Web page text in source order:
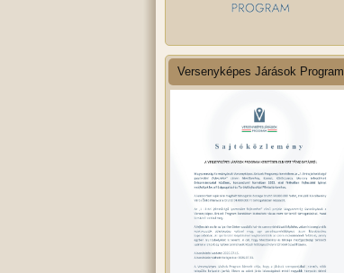
Versenyképes Járások Program